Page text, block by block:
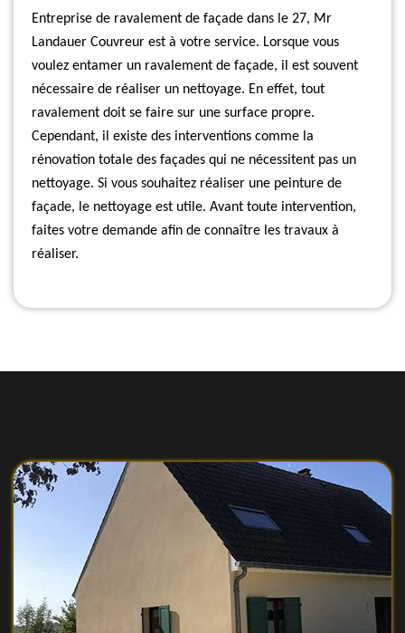
Entreprise de ravalement de façade dans le 27, Mr
Landauer Couvreur est à votre service. Lorsque vous
voulez entamer un ravalement de façade, il est souvent
nécessaire de réaliser un nettoyage. En effet, tout
ravalement doit se faire sur une surface propre.
Cependant, il existe des interventions comme la
rénovation totale des façades qui ne nécessitent pas un
nettoyage. Si vous souhaitez réaliser une peinture de
façade, le nettoyage est utile. Avant toute intervention,
faites votre demande afin de connaître les travaux à
réaliser.